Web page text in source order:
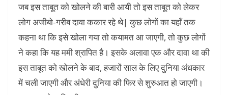
जब इस ताबूत को खोलने की बारी आयी तो इस ताबूत को लेकर
लोग अजीबो-गरीब दावा ककार रहे थे| कुछ लोगों का यहाँ तक
कहना था कि इसे खोला गया तो कयामत आ जाएगी, तो कुछ लोगों
ने कहा कि यह ममी श्रापित है। इसके अलावा एक और दावा था की
इस ताबूत को खोलने के बाद, हजारों साल के लिए दुनिया अंधकार
में चली जाएगी और अंधेरी दुनिया की फिर से शुरुआत हो जाएगी।